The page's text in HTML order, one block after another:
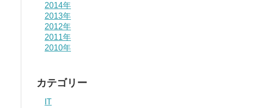
2014年
2013年
2012年
2011年
2010年
カテゴリー
IT